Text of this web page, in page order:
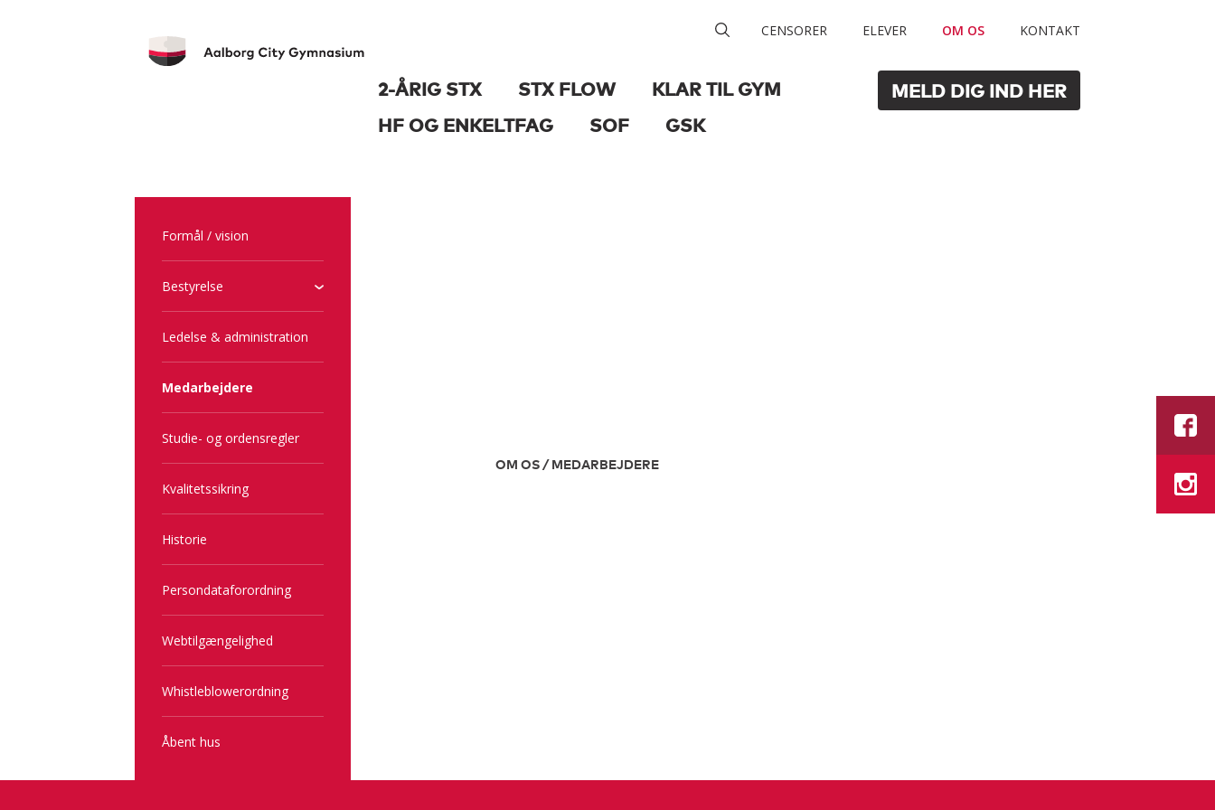
CENSORER ELEVER OM OS KONTAKT
MELD DIG IND HER
2-ÅRIG STX STX FLOW
KLAR TIL GYM
HF OG ENKELTFAG
SOF GSK
Formål / vision
Bestyrelse
Ledelse & administration
Medarbejdere
Studie- og ordensregler
Kvalitetssikring
Historie
Persondataforordning
Webtilgængelighed
Whistleblowerordning
Åbent hus
OM OS / MEDARBEJDERE